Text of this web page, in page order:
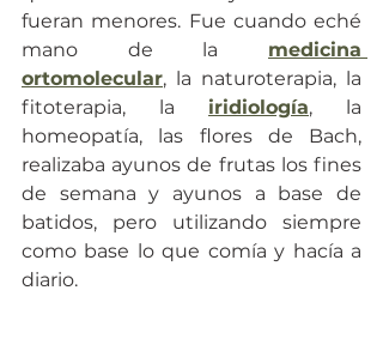
fueran menores. Fue cuando eché
mano de la medicina
ortomolecular, la naturoterapia, la
fitoterapia, la iridiología, la
homeopatía, las flores de Bach,
realizaba ayunos de frutas los fines
de semana y ayunos a base de
batidos, pero utilizando siempre
como base lo que comía y hacía a
diario.